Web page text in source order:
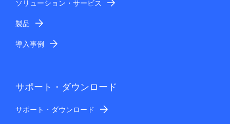
ソリューション・サービス
製品
導入事例
サポート・ダウンロード
サポート・ダウンロード